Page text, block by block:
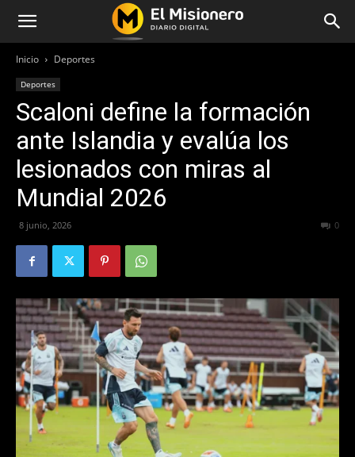
Inicio Deportes
Deportes
Scaloni define la formación
ante Islandia y evalúa los
lesionados con miras al
Mundial 2026
8 junio, 2026 0